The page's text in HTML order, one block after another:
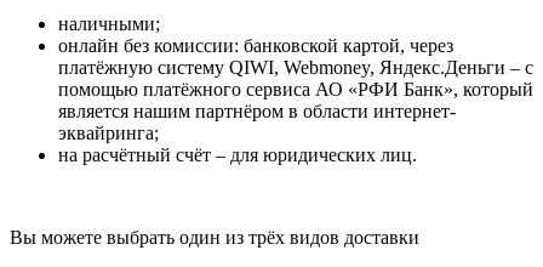
наличными;
онлайн без комиссии: банковской картой, через
платёжную систему QIWI, Webmoney, Яндекс.Деньги – с
помощью платёжного сервиса АО «РФИ Банк», который
является нашим партнёром в области интернет-
эквайринга;
на расчётный счёт – для юридических лиц.
Вы можете выбрать один из трёх видов доставки